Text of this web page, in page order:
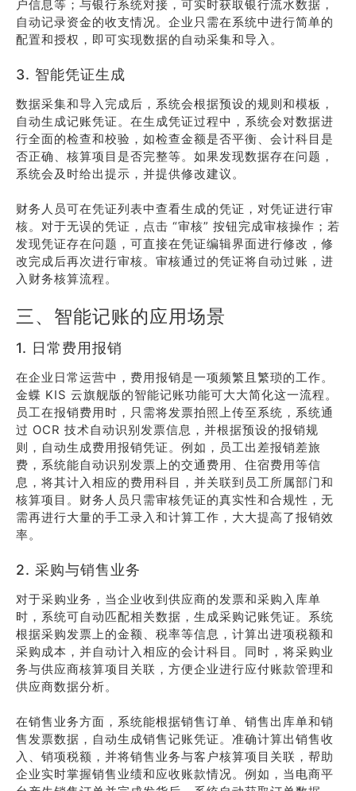
户信息等；与银行系统对接，可实时获取银行流水数据，
自动记录资金的收支情况。企业只需在系统中进行简单的
配置和授权，即可实现数据的自动采集和导入。
3. 智能凭证生成
数据采集和导入完成后，系统会根据预设的规则和模板，
自动生成记账凭证。在生成凭证过程中，系统会对数据进
行全面的检查和校验，如检查金额是否平衡、会计科目是
否正确、核算项目是否完整等。如果发现数据存在问题，
系统会及时给出提示，并提供修改建议。
财务人员可在凭证列表中查看生成的凭证，对凭证进行审
核。对于无误的凭证，点击 “审核” 按钮完成审核操作；若
发现凭证存在问题，可直接在凭证编辑界面进行修改，修
改完成后再次进行审核。审核通过的凭证将自动过账，进
入财务核算流程。
三、智能记账的应用场景
1. 日常费用报销
在企业日常运营中，费用报销是一项频繁且繁琐的工作。
金蝶 KIS 云旗舰版的智能记账功能可大大简化这一流程。
员工在报销费用时，只需将发票拍照上传至系统，系统通
过 OCR 技术自动识别发票信息，并根据预设的报销规
则，自动生成费用报销凭证。例如，员工出差报销差旅
费，系统能自动识别发票上的交通费用、住宿费用等信
息，将其计入相应的费用科目，并关联到员工所属部门和
核算项目。财务人员只需审核凭证的真实性和合规性，无
需再进行大量的手工录入和计算工作，大大提高了报销效
率。
2. 采购与销售业务
对于采购业务，当企业收到供应商的发票和采购入库单
时，系统可自动匹配相关数据，生成采购记账凭证。系统
根据采购发票上的金额、税率等信息，计算出进项税额和
采购成本，并自动计入相应的会计科目。同时，将采购业
务与供应商核算项目关联，方便企业进行应付账款管理和
供应商数据分析。
在销售业务方面，系统能根据销售订单、销售出库单和销
售发票数据，自动生成销售记账凭证。准确计算出销售收
入、销项税额，并将销售业务与客户核算项目关联，帮助
企业实时掌握销售业绩和应收账款情况。例如，当电商平